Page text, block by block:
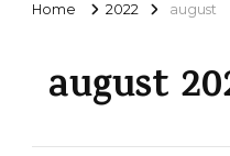
Home 2022 august
august